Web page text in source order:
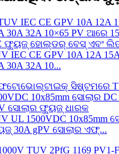
IEC CE GPV 10A 12A
30A 32A 10...
UL 1500VDC 10x85mm
30A gPV ସୋଲାର ଏଫ୍...